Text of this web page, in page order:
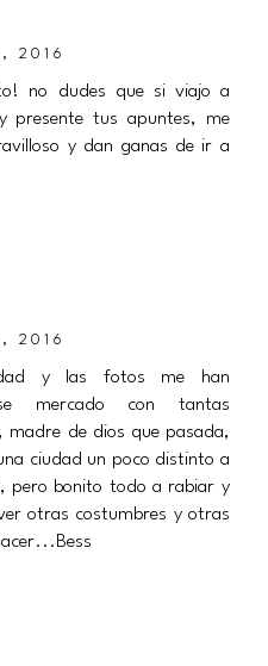
2016
no dudes que si viajo a
presente tus apuntes, me
y dan ganas de ir a
2016
y las fotos me han
mercado con tantas
madre de dios que pasada,
ciudad un poco distinto a
pero bonito todo a rabiar y
otras costumbres y otras